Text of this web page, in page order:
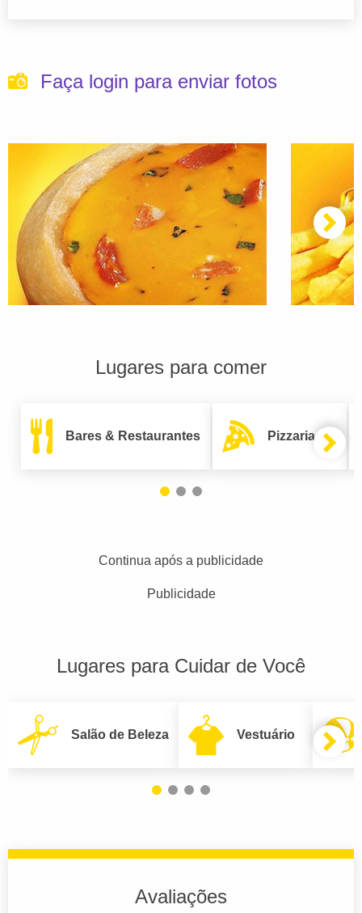
Faça login para enviar fotos
Lugares para comer
Bares & Restaurantes Pizzarias
Continua após a publicidade
Publicidade
Lugares para Cuidar de Você
Salão de Beleza Vestuário
Avaliações